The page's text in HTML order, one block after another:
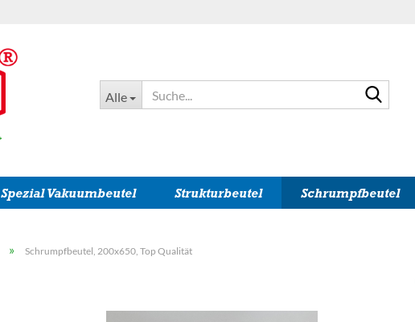
Alle
Spezial Vakuumbeutel Strukturbeutel Schrumpfbeutel
» Schrumpfbeutel, 200x650, Top Qualität